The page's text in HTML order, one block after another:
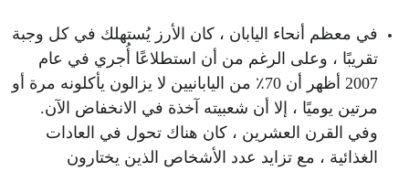
في معظم أنحاء اليابان ، كان الأرز يُستهلك في كل وجبة
تقريبًا ، وعلى الرغم من أن استطلاعًا أُجري في عام
2007 أظهر أن 70٪ من اليابانيين لا يزالون يأكلونه مرة أو
مرتين يوميًا ، إلا أن شعبيته آخذة في الانخفاض الآن.
وفي القرن العشرين ، كان هناك تحول في العادات
الغذائية ، مع تزايد عدد الأشخاص الذين يختارون